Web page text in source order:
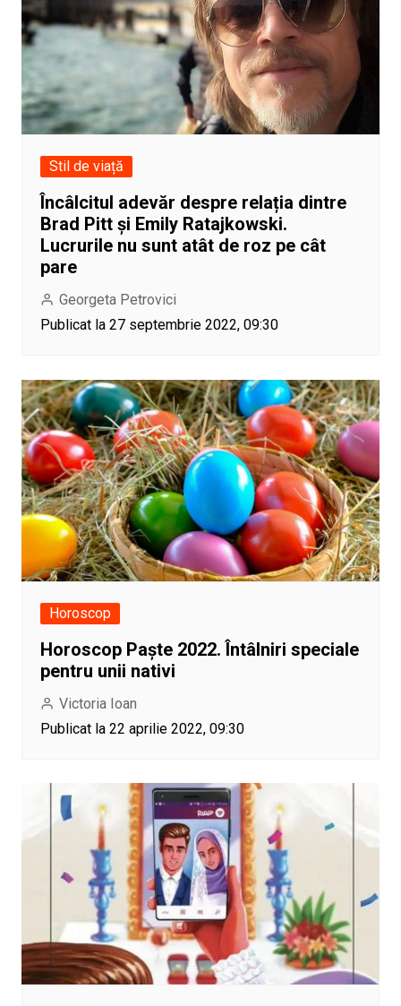
Stil de viață
Încâlcitul adevăr despre relația dintre
Brad Pitt și Emily Ratajkowski.
Lucrurile nu sunt atât de roz pe cât
pare
Georgeta Petrovici
Publicat la 27 septembrie 2022, 09:30
Horoscop
Horoscop Paște 2022. Întâlniri speciale
pentru unii nativi
Victoria Ioan
Publicat la 22 aprilie 2022, 09:30